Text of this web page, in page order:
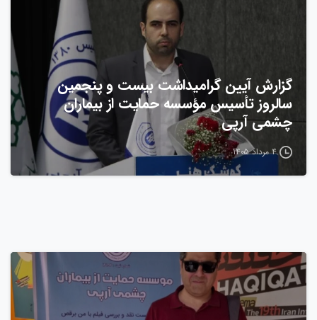
گزارش آیین گرامیداشت بیست‌ و پنجمین
سالروز تأسیس مؤسسه حمایت از بیماران
چشمی آرپی
۴ مرداد ۱۴۰۵